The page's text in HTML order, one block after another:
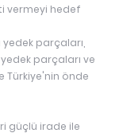
vermeyi hedef
parçaları,
parçaları ve
Türkiye'nin önde
güçlü irade ile